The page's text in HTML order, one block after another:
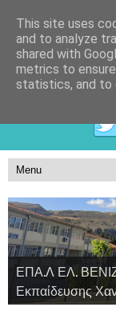
ΕΠΑ.Λ ΕΛ.
Εκπαίδευσης
Τομέας
Τομέας
Τομέας Υγείας,
This site uses
and to analyze
shared with
metrics to
statistics, and to